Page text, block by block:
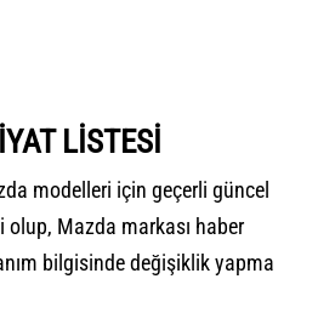
LİSTESİ
modelleri için geçerli güncel
Mazda markası haber
bilgisinde değişiklik yapma